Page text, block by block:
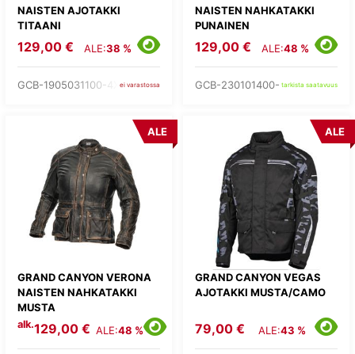
NAISTEN AJOTAKKI
TITAANI
129,00 € ALE:38 %
GCB-1905031100-4XLei varastossa
NAISTEN NAHKATAKKI
PUNAINEN
129,00 € ALE:48 %
GCB-230101400- tarkista saatavuus
GRAND CANYON VERONA
NAISTEN NAHKATAKKI
MUSTA
ALE
alk.129,00 € ALE:48 %
GRAND CANYON VEGAS
AJOTAKKI MUSTA/CAMO
ALE
79,00 € ALE:43 %